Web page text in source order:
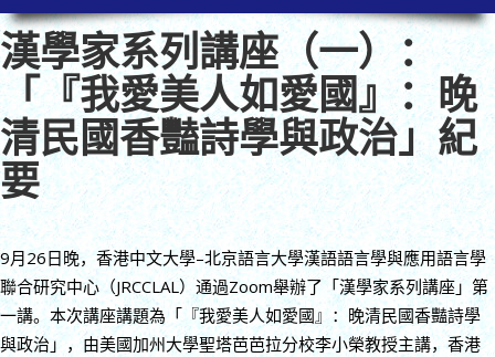
漢學家系列講座（一）：
「『我愛美人如愛國』：晚
清民國香豔詩學與政治」紀
要
9月26日晚，香港中文大學–北京語言大學漢語語言學與應用語言學
聯合研究中心（JRCCLAL）通過Zoom舉辦了「漢學家系列講座」第
一講。本次講座講題為「『我愛美人如愛國』：晚清民國香豔詩學
與政治」，由美國加州大學聖塔芭芭拉分校李小榮教授主講，香港